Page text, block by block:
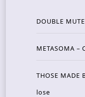
DOUBLE
METASOMA –
THOSE MADE
lose